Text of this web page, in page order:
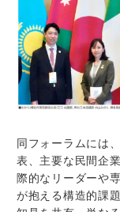
同フォーラムには
表、主要な民間企
際的なリーダーや
が抱える構造的課